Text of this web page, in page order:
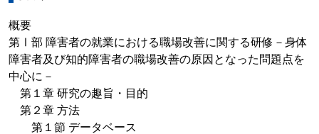
概要
第Ⅰ部 障害者の就業における職場改善に関する研修－身体
障害者及び知的障害者の職場改善の原因となった問題点を
中心に－
第１章 研究の趣旨・目的
第２章 方法
第１節 データベース